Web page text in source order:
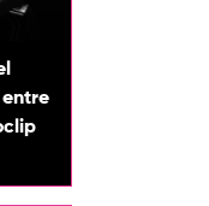
entre